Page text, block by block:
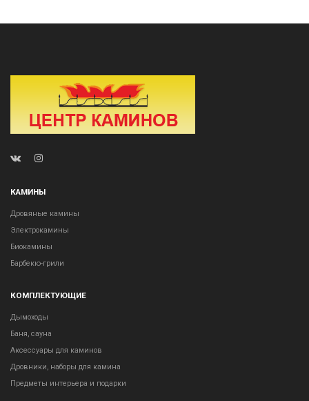
КАМИНЫ
Дровяные камины
Электрокамины
Биокамины
Барбекю-грили
КОМПЛЕКТУЮЩИЕ
Дымоходы
Баня, сауна
Аксессуары для каминов
Дровники, наборы для камина
Предметы интерьера и подарки